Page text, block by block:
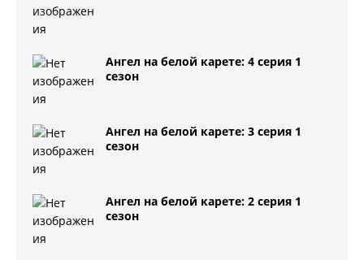
Ангел на белой карете: 4 серия 1
сезон
Ангел на белой карете: 3 серия 1
сезон
Ангел на белой карете: 2 серия 1
сезон